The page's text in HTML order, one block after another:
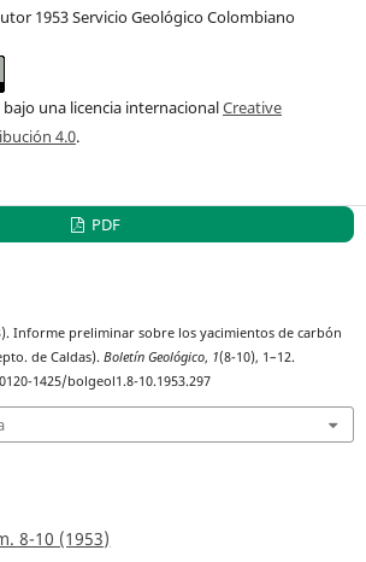
1953 Servicio Geológico Colombiano
bajo una licencia internacionalCreative
4.0.
PDF
Informe preliminar sobre los yacimientos de carbón
de Caldas).Boletín Geológico, 1(8-10), 1–12.
1425/bolgeol1.8-10.1953.297
8-10 (1953)